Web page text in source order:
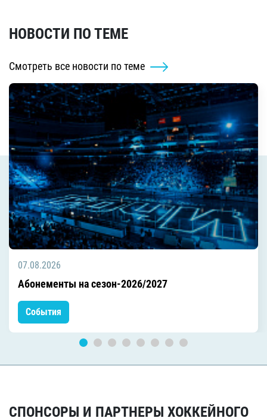
НОВОСТИ ПО ТЕМЕ
Смотреть все новости по теме
07.08.2026
Абонементы на сезон-2026/2027
События
СПОНСОРЫ И ПАРТНЕРЫ ХОККЕЙНОГО